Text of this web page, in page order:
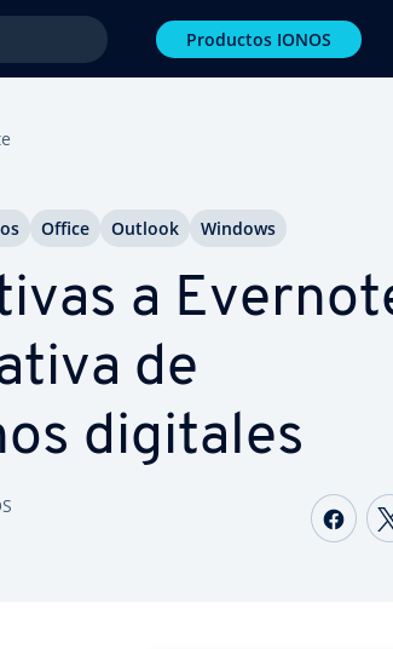
Productos IONOS
a
de
digitales
Office Outlook Windows